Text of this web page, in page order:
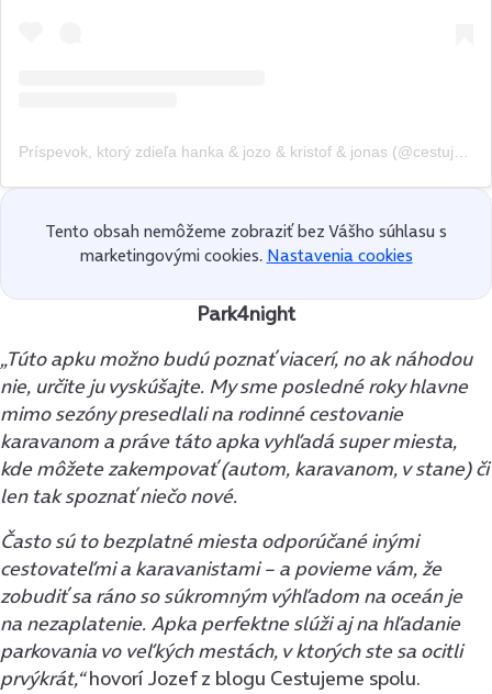
Príspevok, ktorý zdieľa hanka & jozo & kristof & jonas (@cestujemespolu)
Tento obsah nemôžeme zobraziť bez Vášho súhlasu s
marketingovými cookies. Nastavenia cookies
Park4night
„Túto apku možno budú poznať viacerí, no ak náhodou
nie, určite ju vyskúšajte. My sme posledné roky hlavne
mimo sezóny presedlali na rodinné cestovanie
karavanom a práve táto apka vyhľadá super miesta,
kde môžete zakempovať (autom, karavanom, v stane) či
len tak spoznať niečo nové.
Často sú to bezplatné miesta odporúčané inými
cestovateľmi a karavanistami – a povieme vám, že
zobudiť sa ráno so súkromným výhľadom na oceán je
na nezaplatenie. Apka perfektne slúži aj na hľadanie
parkovania vo veľkých mestách, v ktorých ste sa ocitli
prvýkrát,“hovorí Jozef z blogu Cestujeme spolu.